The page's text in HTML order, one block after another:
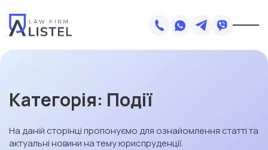
Категорія: Події
На даній сторінці пропонуємо для ознайомлення статті та
актуальні новини на тему юриспруденції.